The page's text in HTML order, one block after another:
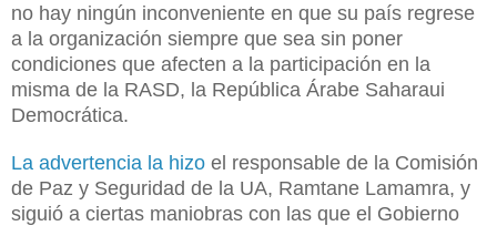
no hay ningún inconveniente en que su país regrese
a la organización siempre que sea sin poner
condiciones que afecten a la participación en la
misma de la RASD, la República Árabe Saharaui
Democrática.
La advertencia la hizo el responsable de la Comisión
de Paz y Seguridad de la UA, Ramtane Lamamra, y
siguió a ciertas maniobras con las que el Gobierno